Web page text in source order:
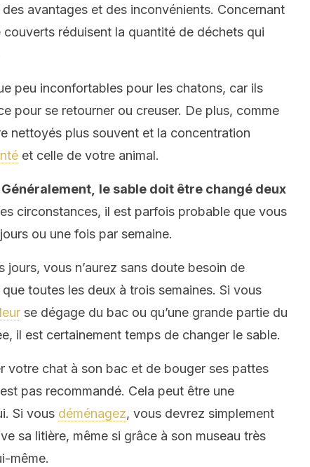
avantages et des inconvénients. Concernant
réduisent la quantité de déchets qui
peu inconfortables pour les chatons, car ils
pour se retourner ou creuser. De plus, comme
nettoyés plus souvent et la concentration
et celle de votre animal.
Généralement, le sable doit être changé deux
circonstances, il est parfois probable que vous
ou une fois par semaine.
vous n’aurez sans doute besoin de
toutes les deux à trois semaines. Si vous
se dégage du bac ou qu’une grande partie du
il est certainement temps de changer le sable.
votre chat à son bac et de bouger ses pattes
pas recommandé. Cela peut être une
Si vous déménagez, vous devrez simplement
sa litière, même si grâce à son museau très
même.